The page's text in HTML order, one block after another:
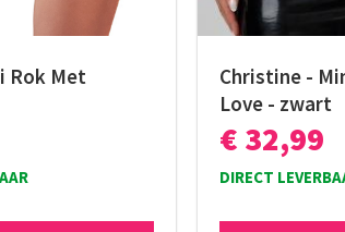
Rok Met
Christine -
Love - zwart
€ 32,99
DIRECT